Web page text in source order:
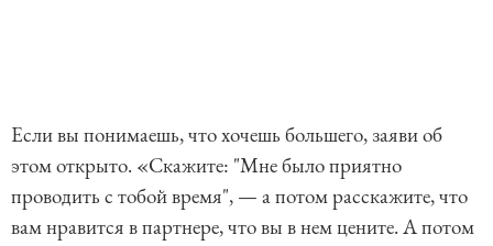
Если вы понимаешь, что хочешь большего, заяви об
этом открыто. «Скажите: "Мне было приятно
проводить с тобой время", — а потом расскажите, что
вам нравится в партнере, что вы в нем цените. А потом